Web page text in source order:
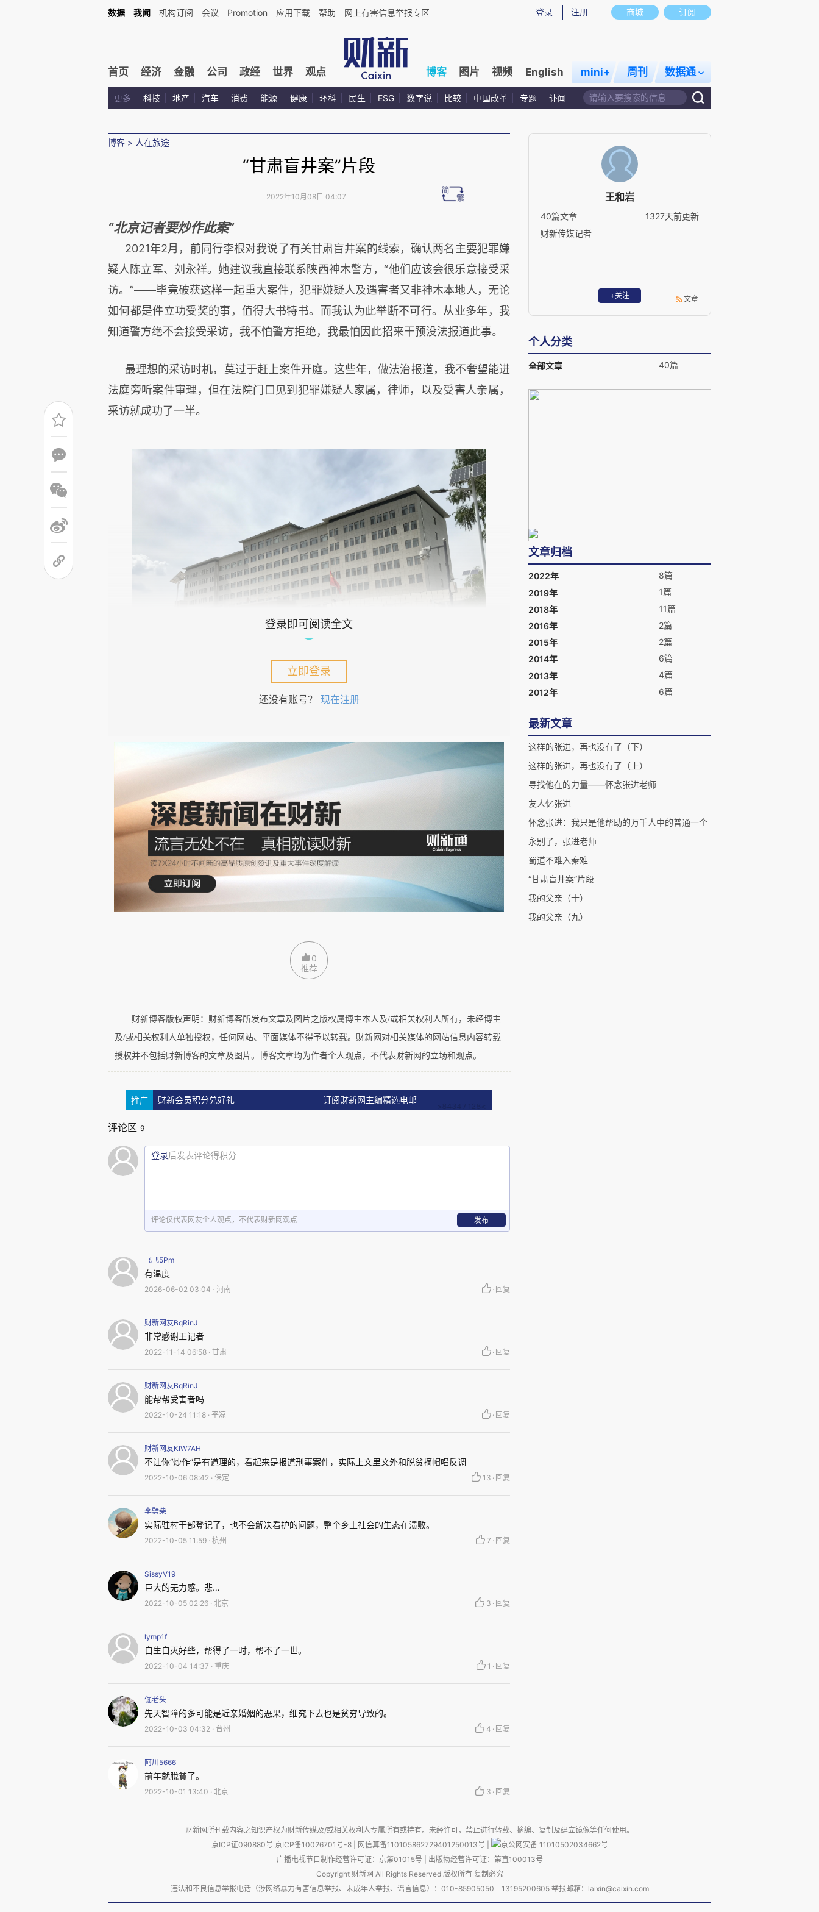
商城 订阅
登录 注册
数据 我闻 机构订阅 会议 Promotion 应用下载 帮助 网上有害信息举报专区
首页 经济 金融 公司 政经 世界 观点 博客 图片 视频 English mini+ 周刊 数据通
更多 科技 地产 汽车 消费 能源 健康 环科 民生 ESG 数字说 比较 中国改革 专题 讣闻
博客 > 人在旅途
“甘肃盲井案”片段
2022年10月08日 04:07
“北京记者要炒作此案”
2021年2月，前同行李根对我说了有关甘肃盲井案的线索，确认两名主要犯罪嫌
疑人陈立军、刘永祥。她建议我直接联系陕西神木警方，“他们应该会很乐意接受采
访。”——毕竟破获这样一起重大案件，犯罪嫌疑人及遇害者又非神木本地人，无论
如何都是件立功受奖的事，值得大书特书。而我认为此举断不可行。从业多年，我
知道警方绝不会接受采访，我不怕警方拒绝，我最怕因此招来干预没法报道此事。
最理想的采访时机，莫过于赶上案件开庭。这些年，做法治报道，我不奢望能进
法庭旁听案件审理，但在法院门口见到犯罪嫌疑人家属，律师，以及受害人亲属，
采访就成功了一半。
2019年7月至10月。陈立军、杜有峰等18名被告人陆续归案，他们被羁押于神木
今年五月，我获知案件开过了庭，并已宣判。托几位师友私下问问辩护律师，没
多久即有位师友告知，榆林司法部门已得知有媒体记者打听此案，向参与此案的律
师打招呼，称有北京记者要炒作此案，所有律师不允许接受记者采访，提供判决
听到“炒作”二字，我大笑。这个代表市井低级趣味的词，出自高高在上有司之
口，颇显高下之分，雅俗区别。在有司眼里，未经其钦定的媒体，所做的报道都是
原以为自己已足够小心，生怕惊动有司，没想到还是走漏了风声，我知道未来的
采访只会更难。
“你们给解决一下吧”
在甘肃盲井案受害人家属中，听到最多的一句话是：“你们给解决一下吧。”
张家磨村散落在甘肃华亭市神峪乡街道北部国道两边洼地及半山，高速公路从中
罗门社15号，一处久无人居的院落。门前杂草丛生，乱石横陈，透过锈迹斑斑铁
张玉平生于1969年12月19日，至2005年11月6日被害身亡，还未满36岁。那
时，他还没成家，一直和父母生活在一起。
张玉平的大哥张玉贵也住罗门社，距离父母家不远。62岁的张玉贵，身形瘦
弱，皮肤晒得很黑，看上去比实际年龄苍老得多。
他说，神峪乡在华亭属于比较穷的乡镇，我们这里是山区，村人均三四亩地，都
旱，啥都收不上。年轻人都外出打工，年老的在家，种点玉米、洋芋，种点菜，全
靠老天爷吃饭。
2021年10月，陈立军、杜有峰受审时，弟弟陈章峰专门去神木市旁听了庭审。
他和大哥张玉贵等亲属，向法院提起了民事赔偿申请。被害人谭四同、王存林、王
被害人张彩军的养父母家，没人去陕西神木市旁听开庭。2022年7月6日，来到
上关镇陈家河村陈家河社采访，其养父第一次看到判决书。
登录即可阅读全文
立即登录
还没有账号？ 现在注册
0
推荐
财新博客版权声明：财新博客所发布文章及图片之版权属博主本人及/或相关权利人所有，未经博主
及/或相关权利人单独授权，任何网站、平面媒体不得予以转载。财新网对相关媒体的网站信息内容转载
授权并不包括财新博客的文章及图片。博客文章均为作者个人观点，不代表财新网的立场和观点。
推广 财新会员积分兑好礼 订阅财新网主编精选电邮
评论区 9
登录后发表评论得积分
评论仅代表网友个人观点，不代表财新网观点 发布
飞飞5Pm
有温度
2026-06-02 03:04 · 河南 · 回复
财新网友BqRinJ
非常感谢王记者
2022-11-14 06:58 · 甘肃 · 回复
财新网友BqRinJ
能帮帮受害者吗
2022-10-24 11:18 · 平凉 · 回复
财新网友KIW7AH
不让你“炒作”是有道理的，看起来是报道刑事案件，实际上文里文外和脱贫摘帽唱反调
2022-10-06 08:42 · 保定 13 · 回复
李劈柴
实际驻村干部登记了，也不会解决看护的问题，整个乡土社会的生态在溃败。
2022-10-05 11:59 · 杭州 7 · 回复
SissyV19
巨大的无力感。悲…
2022-10-05 02:26 · 北京 3 · 回复
lymp1f
自生自灭好些，帮得了一时，帮不了一世。
2022-10-04 14:37 · 重庆 1 · 回复
倔老头
先天智障的多可能是近亲婚姻的恶果，细究下去也是贫穷导致的。
2022-10-03 04:32 · 台州 4 · 回复
阿川5666
前年就脫貧了。
2022-10-01 13:40 · 北京 3 · 回复
王和岩
40篇文章
1327天前更新
财新传媒记者
+关注 文章
个人分类
全部文章 40篇
文章归档
2022年
8篇
2019年
1篇
2018年
11篇
2016年
2篇
2015年
2篇
2014年
6篇
2013年
4篇
2012年
6篇
最新文章
这样的张进，再也没有了（下）
这样的张进，再也没有了（上）
寻找他在的力量——怀念张进老师
友人忆张进
怀念张进：我只是他帮助的万千人中的普通一个
永别了，张进老师
蜀道不难入秦难
“甘肃盲井案”片段
我的父亲（十）
我的父亲（九）
财新网所刊载内容之知识产权为财新传媒及/或相关权利人专属所有或持有。未经许可，禁止进行转载、摘编、复制及建立镜像等任何使用。
京ICP证090880号 京ICP备10026701号-8 网信算备110105862729401250013号
京公网安备 11010502034662号
广播电视节目制作经营许可证：京第01015号
出版物经营许可证：第直100013号
Copyright 财新网 All Rights Reserved 版权所有 复制必究
违法和不良信息举报电话（涉网络暴力有害信息举报、未成年人举报、谣言信息）：010-85905050 13195200605 举报邮箱：laixin@caixin.com